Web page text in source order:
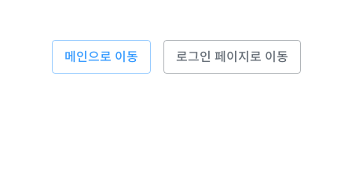
메인으로 이동 로그인 페이지로 이동